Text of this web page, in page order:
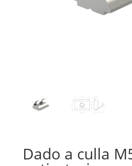
Dado a culla